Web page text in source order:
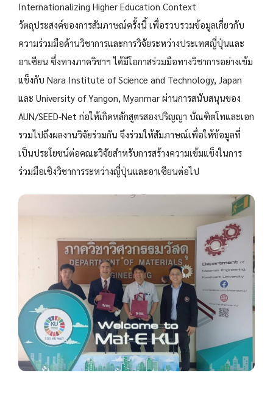
Internationalizing Higher Education Context
วัตถุประสงค์ของการสัมภาษณ์ครั้งนี้ เพื่อรวบรวมข้อมูลเกี่ยวกับ
ความร่วมมือด้านวิชาการและการวิจัยระหว่างประเทศญี่ปุ่นและ
อาเซียน ซึ่งทางภาควิชาฯ ได้มีโอกาสร่วมมือทางวิชาการอย่างเข้ม
แข็งกับ Nara Institute of Science and Technology, Japan
และ University of Yangon, Myanmar ผ่านการสนับสนุนของ
AUN/SEED-Net ก่อให้เกิดหลักสูตรสองปริญญา บัณฑิตโทและเอก
รวมไปถึงผลงานวิจัยร่วมกัน จึงร่วมให้สัมภาษณ์เพื่อให้ข้อมูลที่
เป็นประโยชน์ต่อคณะวิจัยสำหรับการสร้างความเข้มแข็งในการ
ร่วมมือเชิงวิชาการระหว่างญี่ปุ่นและอาเซียนต่อไป